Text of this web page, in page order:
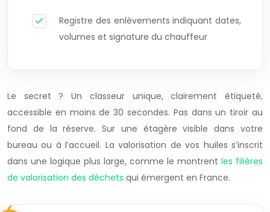
Registre des enlèvements indiquant dates,
volumes et signature du chauffeur
Le secret ? Un classeur unique, clairement étiqueté,
accessible en moins de 30 secondes. Pas dans un tiroir au
fond de la réserve. Sur une étagère visible dans votre
bureau ou à l’accueil. La valorisation de vos huiles s’inscrit
dans une logique plus large, comme le montrent les filières
de valorisation des déchets qui émergent en France.